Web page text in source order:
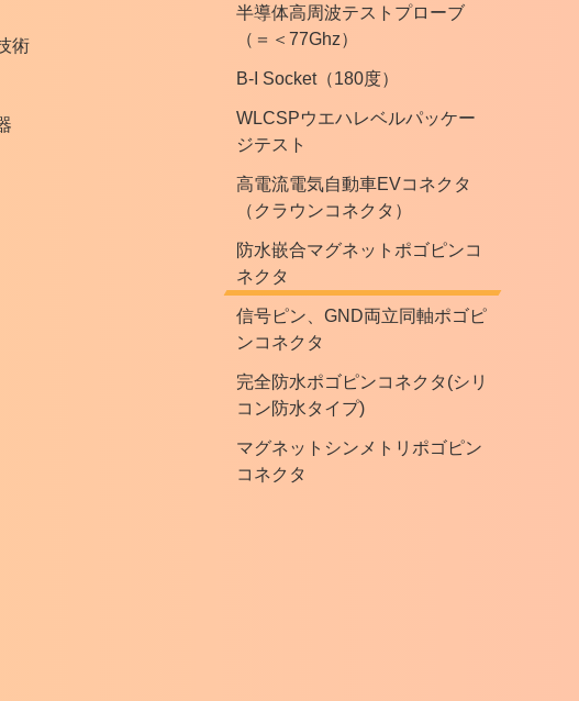
術
半導体高周波テストプローブ
（＝＜77Ghz）
B-I Socket（180度）
WLCSPウエハレベルパッケー
ジテスト
高電流電気自動車EVコネクタ
（クラウンコネクタ）
防水嵌合マグネットポゴピンコ
ネクタ
信号ピン、GND両立同軸ポゴピ
ンコネクタ
完全防水ポゴピンコネクタ(シリ
コン防水タイプ)
マグネットシンメトリポゴピン
コネクタ